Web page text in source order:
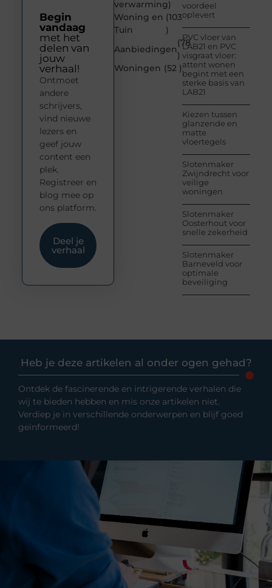
verwarming)
Woning en
Tuin
(103
)
Aanbiedingen
(78
)
Woningen (52 )
voordeel
oplevert
PVC vloer van
LAB21 en PVC
visgraat vloer:
attent wonen
begint met een
sterke basis van
LAB21
Kiezen tussen
glanzende en
matte
vloertegels
Slotenmaker
Zwijndrecht voor
veilige
woningen
Slotenmaker
Oosterhout voor
snelle zekerheid
Slotenmaker
Barneveld voor
optimale
beveiliging
Begin
vandaag
met het
delen van
jouw
verhaal!
Ontmoet
andere
schrijvers,
vind nieuwe
lezers en
geef jouw
content een
plek.
Registreer en
blog mee op
ons platform.
Deel je
verhaal
Heb je deze artikelen al onder ogen gehad?
Ontdek de fascinerende en intrigerende verhalen die
wij te bieden hebben en mis onze artikelen niet.
Verdiep je in verschillende onderwerpen en blijf goed
geïnformeerd!